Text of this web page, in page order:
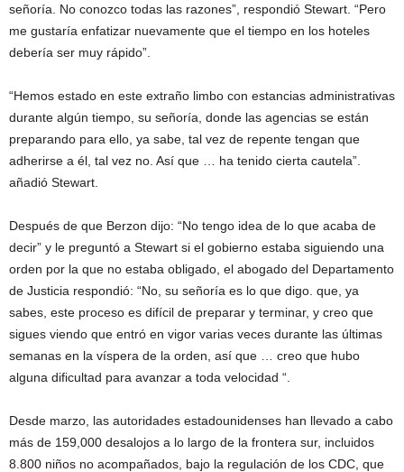
señoría. No conozco todas las razones”, respondió Stewart. “Pero
me gustaría enfatizar nuevamente que el tiempo en los hoteles
debería ser muy rápido”.
“Hemos estado en este extraño limbo con estancias administrativas
durante algún tiempo, su señoría, donde las agencias se están
preparando para ello, ya sabe, tal vez de repente tengan que
adherirse a él, tal vez no. Así que … ha tenido cierta cautela”.
añadió Stewart.
Después de que Berzon dijo: “No tengo idea de lo que acaba de
decir” y le preguntó a Stewart si el gobierno estaba siguiendo una
orden por la que no estaba obligado, el abogado del Departamento
de Justicia respondió: “No, su señoría es lo que digo. que, ya
sabes, este proceso es difícil de preparar y terminar, y creo que
sigues viendo que entró en vigor varias veces durante las últimas
semanas en la víspera de la orden, así que … creo que hubo
alguna dificultad para avanzar a toda velocidad “.
Desde marzo, las autoridades estadounidenses han llevado a cabo
más de 159,000 desalojos a lo largo de la frontera sur, incluidos
8.800 niños no acompañados, bajo la regulación de los CDC, que